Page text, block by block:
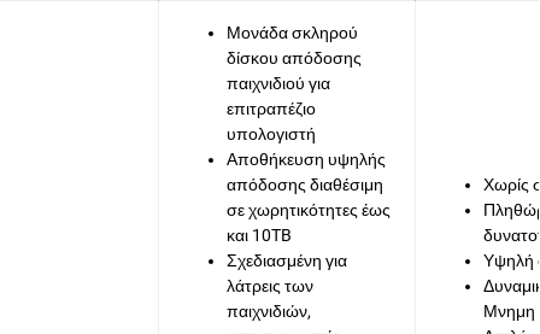
Μονάδα σκληρού
δίσκου απόδοσης
παιχνιδιού για
επιτραπέζιο
υπολογιστή
Αποθήκευση υψηλής
απόδοσης διαθέσιμη
σε χωρητικότητες έως
και 10TB
Σχεδιασμένη για
λάτρεις των
παιχνιδιών,
Χωρίς
Υψηλή
Μνημη